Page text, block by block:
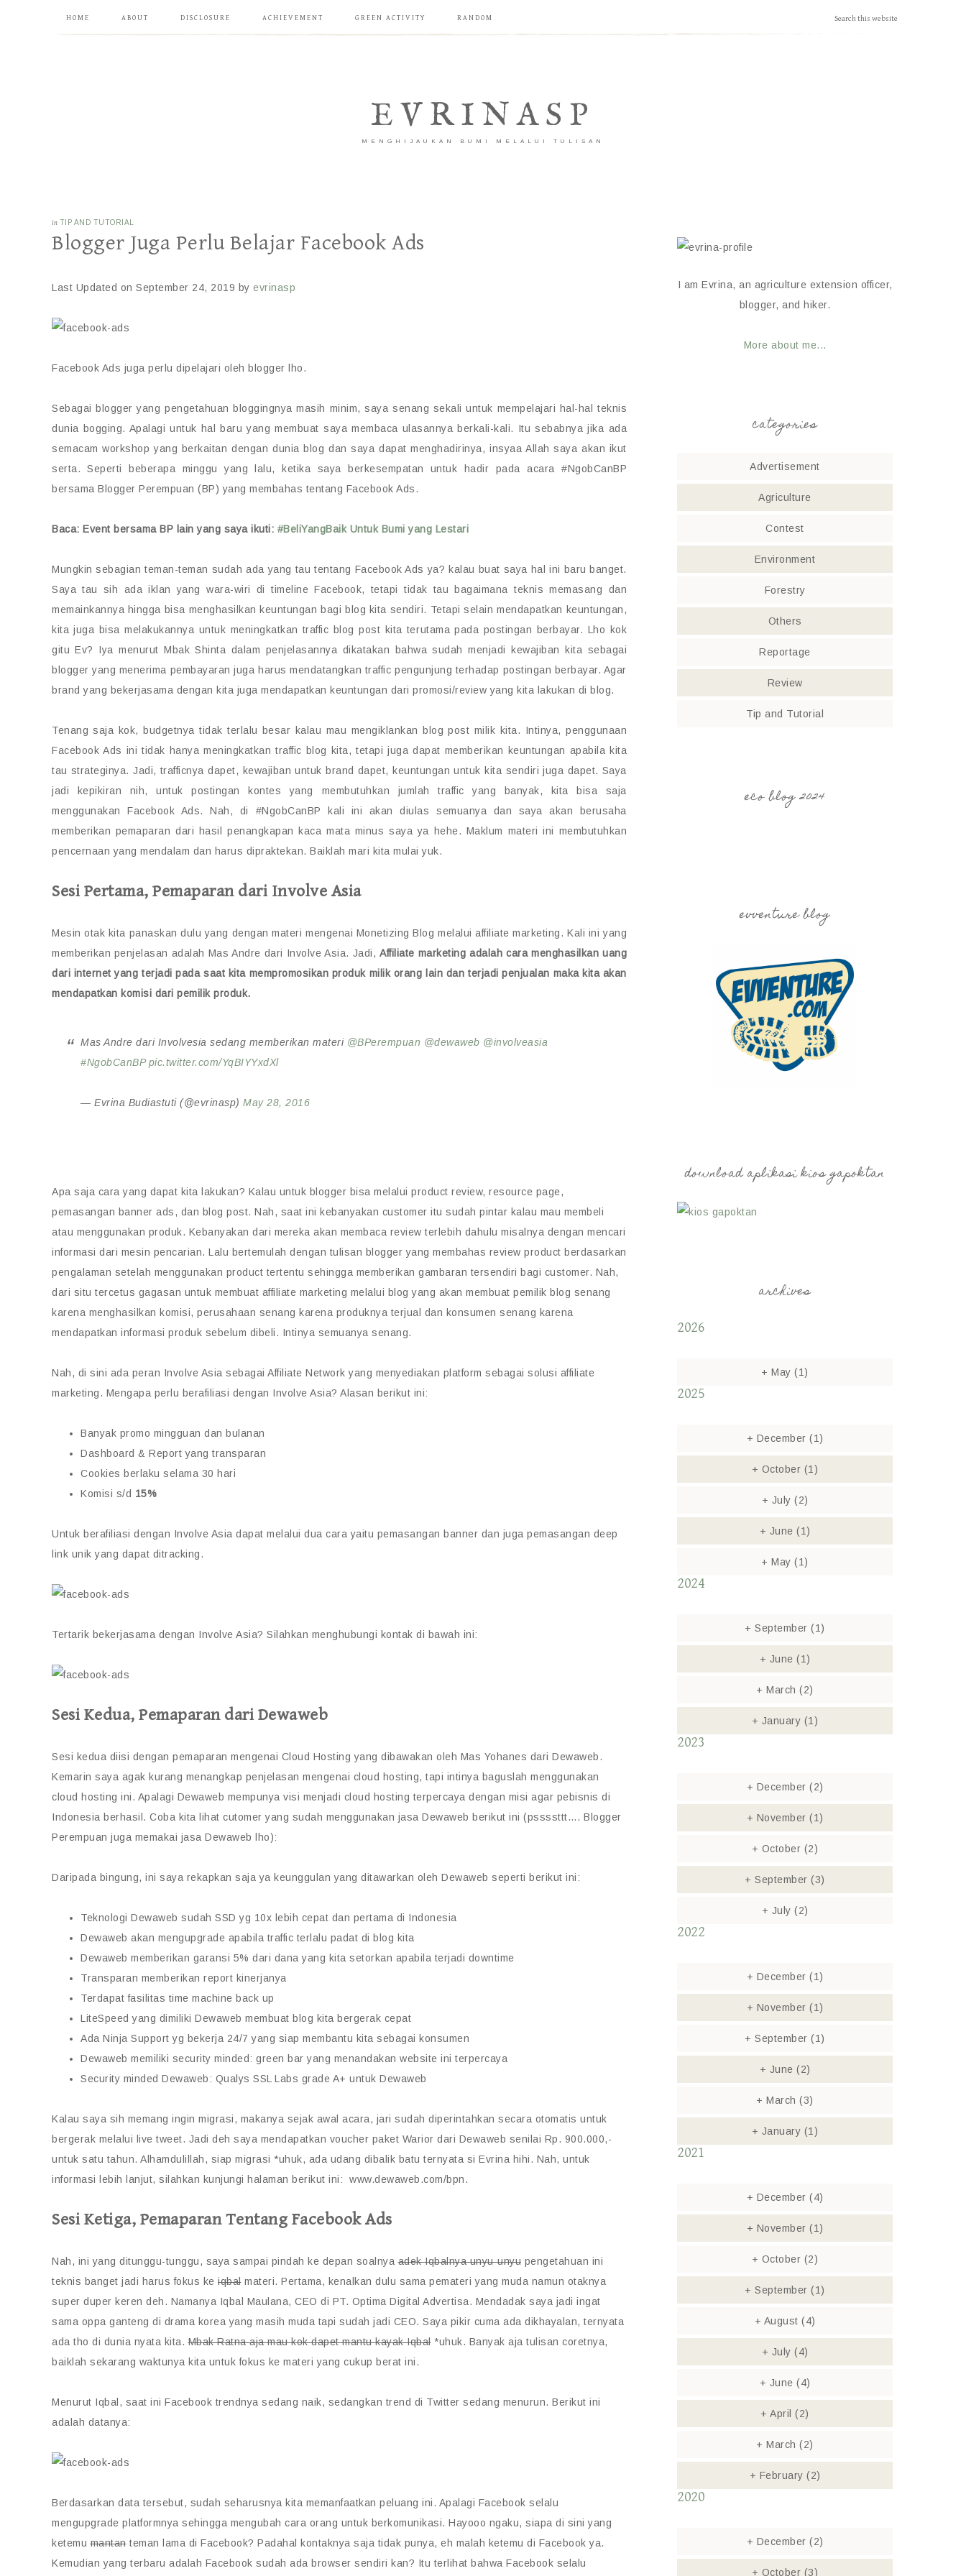
HOME ABOUT DISCLOSURE ACHIEVEMENT GREEN ACTIVITY RANDOM
EVRINASP
MENGHIJAUKAN BUMI MELALUI TULISAN
in TIP AND TUTORIAL
Blogger Juga Perlu Belajar Facebook Ads
Last Updated on September 24, 2019 by evrinasp
Facebook Ads juga perlu dipelajari oleh blogger lho.
Sebagai blogger yang pengetahuan bloggingnya masih minim, saya senang sekali untuk mempelajari hal-hal teknis
dunia bogging. Apalagi untuk hal baru yang membuat saya membaca ulasannya berkali-kali. Itu sebabnya jika ada
semacam workshop yang berkaitan dengan dunia blog dan saya dapat menghadirinya, insyaa Allah saya akan ikut
serta. Seperti beberapa minggu yang lalu, ketika saya berkesempatan untuk hadir pada acara #NgobCanBP
bersama Blogger Perempuan (BP) yang membahas tentang Facebook Ads.
Baca: Event bersama BP lain yang saya ikuti: #BeliYangBaik Untuk Bumi yang Lestari
Mungkin sebagian teman-teman sudah ada yang tau tentang Facebook Ads ya? kalau buat saya hal ini baru banget.
Saya tau sih ada iklan yang wara-wiri di timeline Facebook, tetapi tidak tau bagaimana teknis memasang dan
memainkannya hingga bisa menghasilkan keuntungan bagi blog kita sendiri. Tetapi selain mendapatkan keuntungan,
kita juga bisa melakukannya untuk meningkatkan traffic blog post kita terutama pada postingan berbayar. Lho kok
gitu Ev? Iya menurut Mbak Shinta dalam penjelasannya dikatakan bahwa sudah menjadi kewajiban kita sebagai
blogger yang menerima pembayaran juga harus mendatangkan traffic pengunjung terhadap postingan berbayar. Agar
brand yang bekerjasama dengan kita juga mendapatkan keuntungan dari promosi/review yang kita lakukan di blog.
Tenang saja kok, budgetnya tidak terlalu besar kalau mau mengiklankan blog post milik kita. Intinya, penggunaan
Facebook Ads ini tidak hanya meningkatkan traffic blog kita, tetapi juga dapat memberikan keuntungan apabila kita
tau strateginya. Jadi, trafficnya dapet, kewajiban untuk brand dapet, keuntungan untuk kita sendiri juga dapet. Saya
jadi kepikiran nih, untuk postingan kontes yang membutuhkan jumlah traffic yang banyak, kita bisa saja
menggunakan Facebook Ads. Nah, di #NgobCanBP kali ini akan diulas semuanya dan saya akan berusaha
memberikan pemaparan dari hasil penangkapan kaca mata minus saya ya hehe. Maklum materi ini membutuhkan
pencernaan yang mendalam dan harus dipraktekan. Baiklah mari kita mulai yuk.
Sesi Pertama, Pemaparan dari Involve Asia
Mesin otak kita panaskan dulu yang dengan materi mengenai Monetizing Blog melalui affiliate marketing. Kali ini yang
memberikan penjelasan adalah Mas Andre dari Involve Asia. Jadi,Affiliate marketing adalah cara menghasilkan uang
dari internet yang terjadi pada saat kita mempromosikan produk milik orang lain dan terjadi penjualan maka kita akan
mendapatkan komisi dari pemilik produk.
Mas Andre dari Involvesia sedang memberikan materi @BPerempuan @dewaweb @involveasia
#NgobCanBP pic.twitter.com/YqBIYYxdXl
— Evrina Budiastuti (@evrinasp) May 28, 2016
Apa saja cara yang dapat kita lakukan? Kalau untuk blogger bisa melalui product review, resource page,
pemasangan banner ads, dan blog post. Nah, saat ini kebanyakan customer itu sudah pintar kalau mau membeli
atau menggunakan produk. Kebanyakan dari mereka akan membaca review terlebih dahulu misalnya dengan mencari
informasi dari mesin pencarian. Lalu bertemulah dengan tulisan blogger yang membahas review product berdasarkan
pengalaman setelah menggunakan product tertentu sehingga memberikan gambaran tersendiri bagi customer. Nah,
dari situ tercetus gagasan untuk membuat affiliate marketing melalui blog yang akan membuat pemilik blog senang
karena menghasilkan komisi, perusahaan senang karena produknya terjual dan konsumen senang karena
mendapatkan informasi produk sebelum dibeli. Intinya semuanya senang.
Nah, di sini ada peran Involve Asia sebagai Affiliate Network yang menyediakan platform sebagai solusi affiliate
marketing. Mengapa perlu berafiliasi dengan Involve Asia? Alasan berikut ini:
Banyak promo mingguan dan bulanan
Dashboard & Report yang transparan
Cookies berlaku selama 30 hari
Komisi s/d 15%
Untuk berafiliasi dengan Involve Asia dapat melalui dua cara yaitu pemasangan banner dan juga pemasangan deep
link unik yang dapat ditracking.
Tertarik bekerjasama dengan Involve Asia? Silahkan menghubungi kontak di bawah ini:
Sesi Kedua, Pemaparan dari Dewaweb
Sesi kedua diisi dengan pemaparan mengenai Cloud Hosting yang dibawakan oleh Mas Yohanes dari Dewaweb.
Kemarin saya agak kurang menangkap penjelasan mengenai cloud hosting, tapi intinya baguslah menggunakan
cloud hosting ini. Apalagi Dewaweb mempunya visi menjadi cloud hosting terpercaya dengan misi agar pebisnis di
Indonesia berhasil. Coba kita lihat cutomer yang sudah menggunakan jasa Dewaweb berikut ini (pssssttt…. Blogger
Perempuan juga memakai jasa Dewaweb lho):
Daripada bingung, ini saya rekapkan saja ya keunggulan yang ditawarkan oleh Dewaweb seperti berikut ini:
Teknologi Dewaweb sudah SSD yg 10x lebih cepat dan pertama di Indonesia
Dewaweb akan mengupgrade apabila traffic terlalu padat di blog kita
Dewaweb memberikan garansi 5% dari dana yang kita setorkan apabila terjadi downtime
Transparan memberikan report kinerjanya
Terdapat fasilitas time machine back up
LiteSpeed yang dimiliki Dewaweb membuat blog kita bergerak cepat
Ada Ninja Support yg bekerja 24/7 yang siap membantu kita sebagai konsumen
Dewaweb memiliki security minded: green bar yang menandakan website ini terpercaya
Security minded Dewaweb: Qualys SSL Labs grade A+ untuk Dewaweb
Kalau saya sih memang ingin migrasi, makanya sejak awal acara, jari sudah diperintahkan secara otomatis untuk
bergerak melalui live tweet. Jadi deh saya mendapatkan voucher paket Warior dari Dewaweb senilai Rp. 900.000,-
untuk satu tahun. Alhamdulillah, siap migrasi *uhuk, ada udang dibalik batu ternyata si Evrina hihi. Nah, untuk
informasi lebih lanjut, silahkan kunjungi halaman berikut ini: www.dewaweb.com/bpn.
Sesi Ketiga, Pemaparan Tentang Facebook Ads
Nah, ini yang ditunggu-tunggu, saya sampai pindah ke depan soalnyaadek Iqbalnya unyu-unyu pengetahuan ini
teknis banget jadi harus fokus ke iqbalmateri. Pertama, kenalkan dulu sama pemateri yang muda namun otaknya
super duper keren deh. Namanya Iqbal Maulana, CEO di PT. Optima Digital Advertisa. Mendadak saya jadi ingat
sama oppa ganteng di drama korea yang masih muda tapi sudah jadi CEO. Saya pikir cuma ada dikhayalan, ternyata
ada tho di dunia nyata kita.Mbak Ratna aja mau kok dapet mantu kayak Iqbal*uhuk. Banyak aja tulisan coretnya,
baiklah sekarang waktunya kita untuk fokus ke materi yang cukup berat ini.
Menurut Iqbal, saat ini Facebook trendnya sedang naik, sedangkan trend di Twitter sedang menurun. Berikut ini
adalah datanya:
Berdasarkan data tersebut, sudah seharusnya kita memanfaatkan peluang ini. Apalagi Facebook selalu
mengupgrade platformnya sehingga mengubah cara orang untuk berkomunikasi. Hayooo ngaku, siapa di sini yang
ketemumantanteman lama di Facebook? Padahal kontaknya saja tidak punya, eh malah ketemu di Facebook ya.
Kemudian yang terbaru adalah Facebook sudah ada browser sendiri kan? Itu terlihat bahwa Facebook selalu
I am Evrina, an agriculture extension officer,
blogger, and hiker.
More about me...
categories
Advertisement
Agriculture
Contest
Environment
Forestry
Others
Reportage
Review
Tip and Tutorial
eco blog 2024
evventure blog
download aplikasi kios gapoktan
archives
2026
+ May(1)
2025
+ December (1)
+ October (1)
+ July (2)
+ June (1)
+ May(1)
2024
+ September(1)
+ June (1)
+ March(2)
+ January (1)
2023
+ December (2)
+ November (1)
+ October (2)
+ September(3)
+ July (2)
2022
+ December (1)
+ November (1)
+ September(1)
+ June (2)
+ March(3)
+ January (1)
2021
+ December (4)
+ November (1)
+ October (2)
+ September(1)
+ August (4)
+ July (4)
+ June (4)
+ April(2)
+ March(2)
+ February (2)
2020
+ December (2)
+ October (3)